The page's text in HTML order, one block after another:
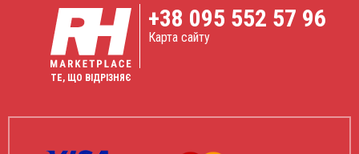
ТЕ, ЩО ВІДРІЗНЯЄ
+38 095 552 57 96
Карта сайту